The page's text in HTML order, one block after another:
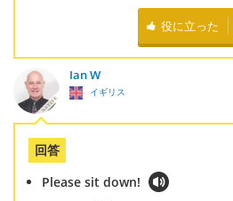
役に立った
Ian W
イギリス
回答
Please sit down!